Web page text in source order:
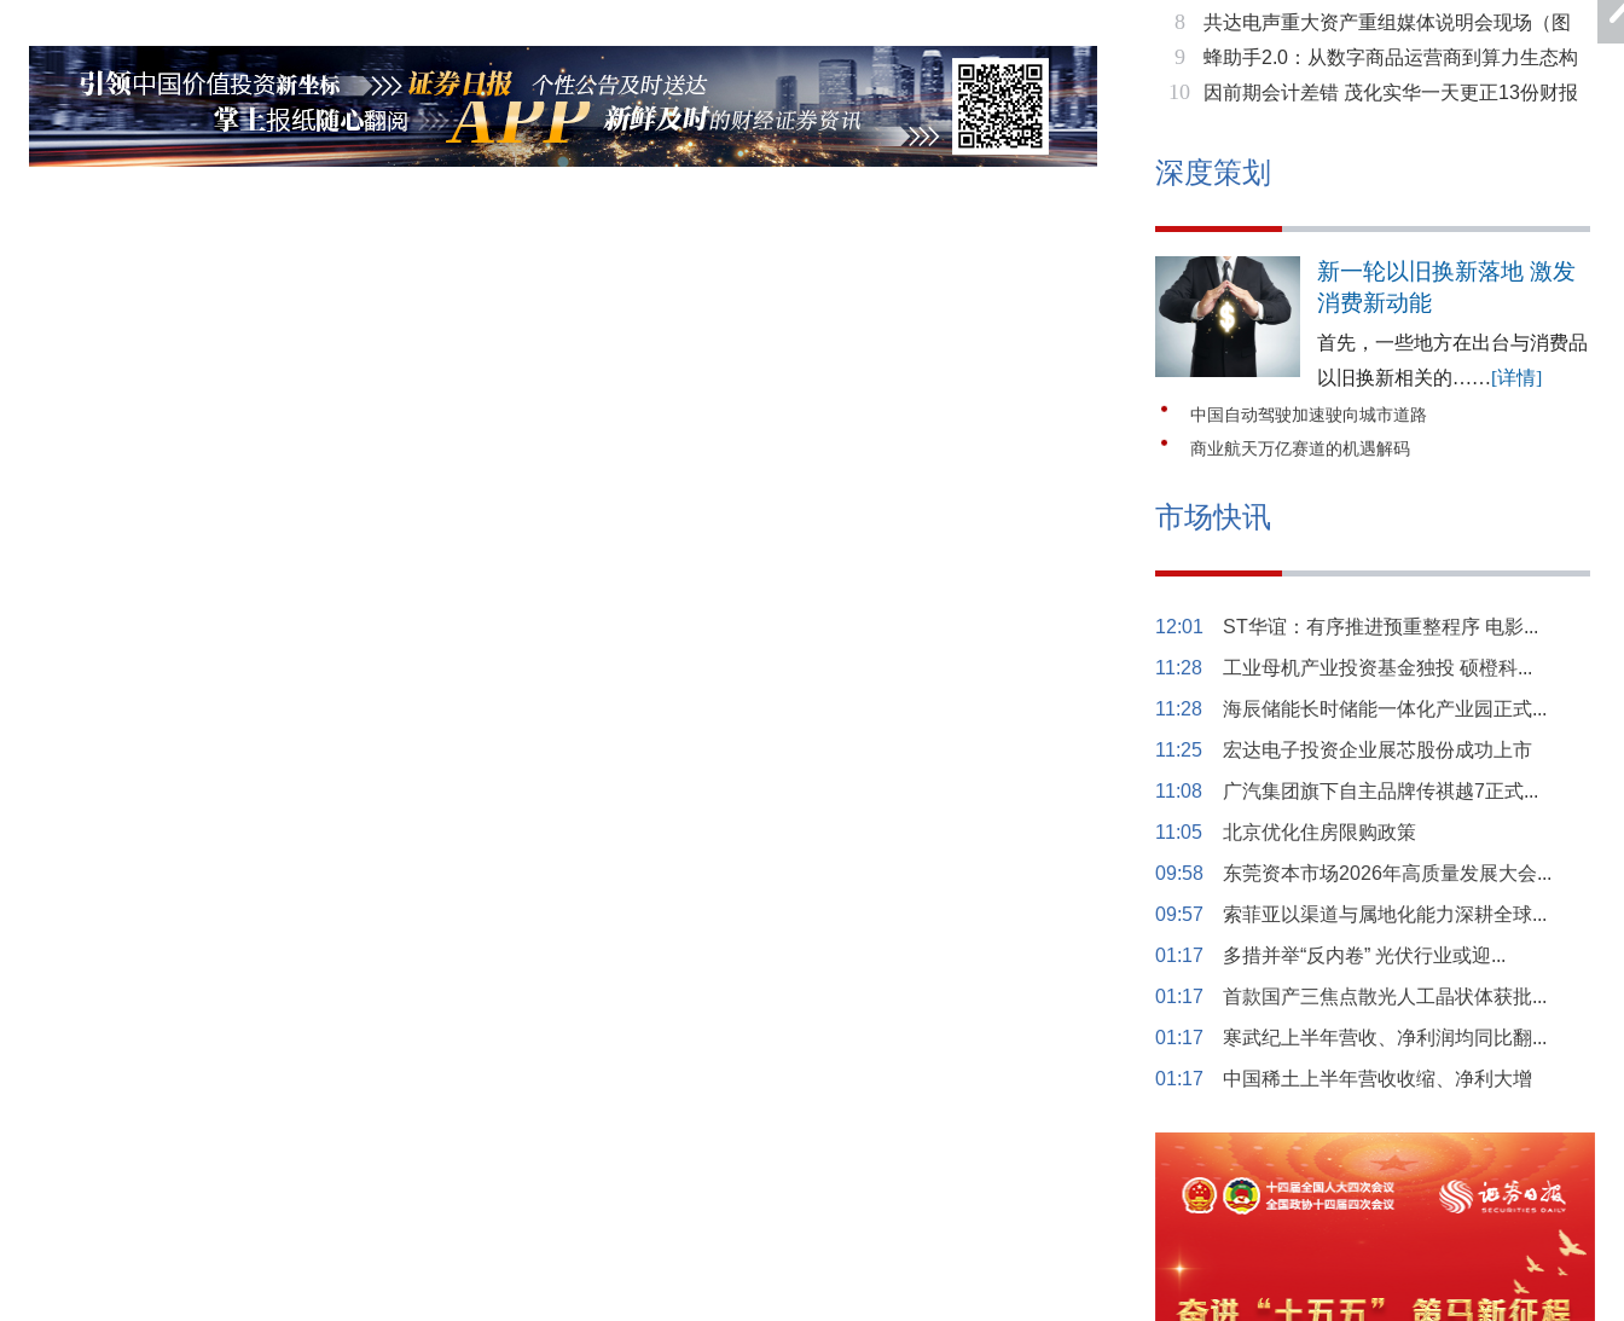
8
9
10
两脉”赋能火电绿色低碳转型
共达电声重大资产重组媒体说明会现场（图
片）
蜂助手2.0：从数字商品运营商到算力生态构
建者的跃迁
因前期会计差错 茂化实华一天更正13份财报
深度策划
新一轮以旧换新落地 激发
消费新动能
首先，一些地方在出台与消费品
以旧换新相关的……[详情]
中国自动驾驶加速驶向城市道路
商业航天万亿赛道的机遇解码
市场快讯
12:01
ST华谊：有序推进预重整程序 电影...
11:28
工业母机产业投资基金独投 硕橙科...
11:28
海辰储能长时储能一体化产业园正式...
11:25
宏达电子投资企业展芯股份成功上市
11:08
广汽集团旗下自主品牌传祺越7正式...
11:05
北京优化住房限购政策
09:58
东莞资本市场2026年高质量发展大会...
09:57
索菲亚以渠道与属地化能力深耕全球...
01:17
多措并举“反内卷” 光伏行业或迎...
01:17
首款国产三焦点散光人工晶状体获批...
01:17
寒武纪上半年营收、净利润均同比翻...
01:17
中国稀土上半年营收收缩、净利大增